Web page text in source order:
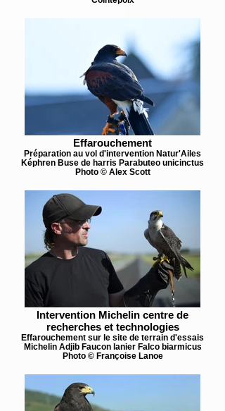
Effarouchement
Préparation au vol d'intervention Natur'Ailes
Képhren Buse de harris Parabuteo unicinctus
Photo © Alex Scott
Intervention Michelin centre de
recherches et technologies
Effarouchement sur le site de terrain d'essais
Michelin Adjib Faucon lanier Falco biarmicus
Photo © Françoise Lanoe